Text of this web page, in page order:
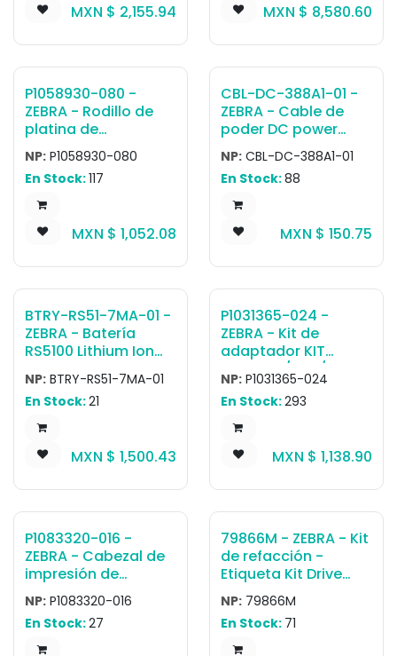
MXN $ 2,155.94 MXN $ 8,580.60
P1058930-080 -
ZEBRA - Rodillo de
platina de
transferencia
térmica Rodillo de
impresión ZT410,
ZT411
NP: P1058930-080
En Stock:117
MXN $ 1,052.08
CBL-DC-388A1-01 -
ZEBRA - Cable de
poder DC power
cord used to power
single-slot cradles
or four-slot battery
chargers when using
power supply (PWR-
The cable length is
1.8 meters.
NP: CBL-DC-388A1-01
En Stock:88
MXN $ 150.75
BTRY-RS51-7MA-01 -
ZEBRA - Batería
RS5100 Lithium Ion
Battery, Extended
735mAh, Worldwide
NP: BTRY-RS51-7MA-01
En Stock:21
MXN $ 1,500.43
P1031365-024 -
ZEBRA - Kit de
adaptador KIT
ACC,QLn/ZQ5/ZQ6,A
C ADAPTER,US (type
A) Cord
NP: P1031365-024
En Stock:293
MXN $ 1,138.90
P1083320-016 -
ZEBRA - Cabezal de
impresión de
transferencia
térmica Cabezal de
impresión 300 dpi
ZT620, ZT620R
NP: P1083320-016
En Stock:27
79866M - ZEBRA - Kit
de refacción -
Etiqueta Kit Drive
Belt 203 dpi ZT400
Series ZMx00 Series
NP: 79866M
En Stock: 71